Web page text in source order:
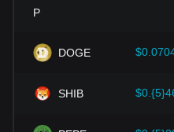
de la tecnología blockchain,
expansión y mejoras de
tomar decisiones
DOGE
SHIB